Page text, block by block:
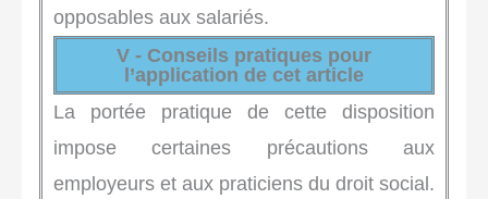
opposables aux salariés.
V - Conseils pratiques pour
l’application de cet article
La portée pratique de cette disposition
impose certaines précautions aux
employeurs et aux praticiens du droit social.